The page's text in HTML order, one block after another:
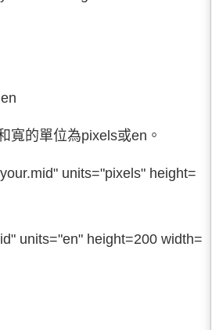
寬的單位為pixels或en。
units="pixels" height=
units="en" height=200 width=